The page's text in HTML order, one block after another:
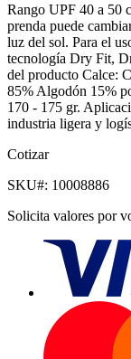
Rango UPF 40 a 50
prenda puede
luz del sol. Para el
tecnología Dry Fit,
del producto Calce:
85% Algodón 15%
170 - 175 gr.
industria ligera y
Cotizar
SKU#: 10008886
Solicita valores por